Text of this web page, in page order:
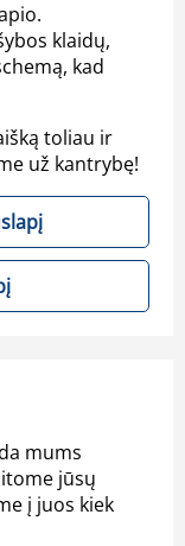
klaidų,
kad
toliau ir
už kantrybę!
mums
jūsų
į juos kiek